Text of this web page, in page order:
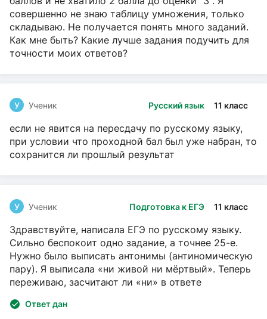
совершенно не знаю таблицу умножения, только
складываю. Не получается понять много заданий.
Как мне быть? Какие лучше задания подучить для
точности моих ответов?
Русский язык 11 класс
У Ученик
если не явится на пересдачу по русскому языку,
при условии что проходной бал был уже набран, то
сохранится ли прошлый результат
Подготовка к ЕГЭ 11 класс
У Ученик
Здравствуйте, написала ЕГЭ по русскому языку.
Сильно беспокоит одно задание, а точнее 25-е.
Нужно было выписать антонимы (антиномическую
пару). Я выписала «ни живой ни мёртвый». Теперь
переживаю, засчитают ли «ни» в ответе
Ответ дан